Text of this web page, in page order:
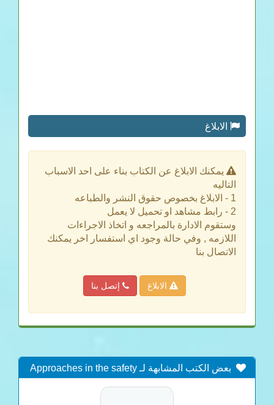
الابلاغ
يمكنك الابلاغ عن الكتاب بناء على احد الاسباب
التاليه
1 - الابلاغ بخصوص حقوق النشر والطباعه
2 - رابط مشاهد او تحميل لا يعمل
وستقوم الادارة بالمراجعه و اتخاذ الاجراءات
اللازمه , وفي حالة وجود اي استفسار اخر يمكنك
الاتصال بنا
الابلاغ إتصل بنا
بعض الكتب المشابهة لـ Approaches in the safety
evaluations of veterinary antimicrobial agents in